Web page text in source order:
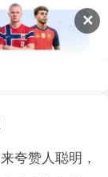
✕
夸赞人聪明，